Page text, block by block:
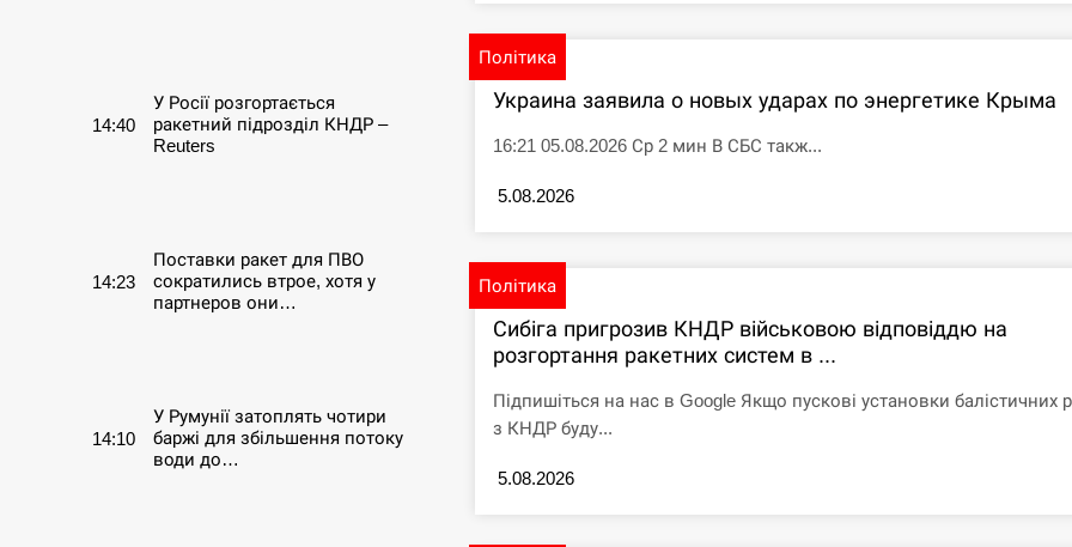
14:40
У Росії розгортається
ракетний підрозділ КНДР –
Reuters
14:23
Поставки ракет для ПВО
сократились втрое, хотя у
партнеров они…
14:10
У Румунії затоплять чотири
баржі для збільшення потоку
води до…
Політика
Украина заявила о новых ударах по энергетике Крыма
16:21 05.08.2026 Ср 2 мин В СБС такж...
5.08.2026
Політика
Сибіга пригрозив КНДР військовою відповіддю на
розгортання ракетних систем в ...
Підпишіться на нас в Google Якщо пускові установки балістичних
з КНДР буду...
5.08.2026